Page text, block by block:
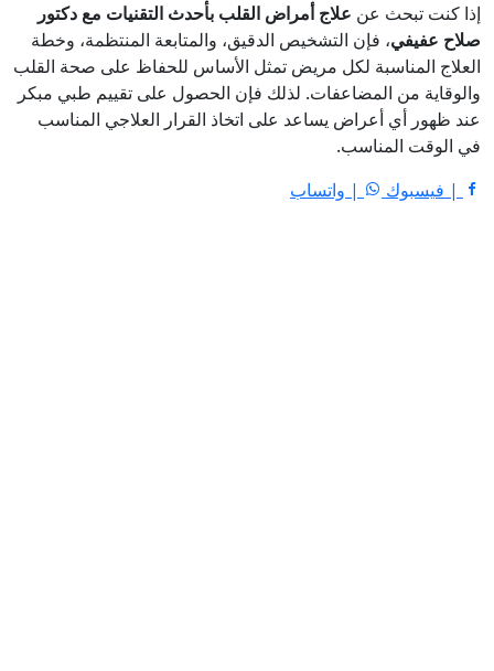
إذا كنت تبحث عن علاج أمراض القلب بأحدث التقنيات مع دكتور
صلاح عفيفي، فإن التشخيص الدقيق، والمتابعة المنتظمة، وخطة
العلاج المناسبة لكل مريض تمثل الأساس للحفاظ على صحة القلب
والوقاية من المضاعفات. لذلك فإن الحصول على تقييم طبي مبكر
عند ظهور أي أعراض يساعد على اتخاذ القرار العلاجي المناسب
في الوقت المناسب.
| فيسبوك
| واتساب